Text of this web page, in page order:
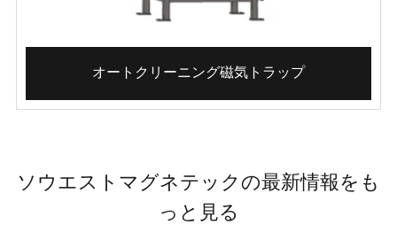
オートクリーニング磁気トラップ
ソウエストマグネテックの最新情報をも
っと見る